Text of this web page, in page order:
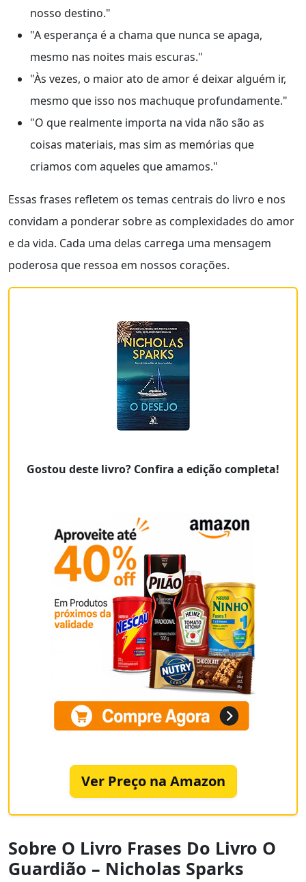
nosso destino."
"A esperança é a chama que nunca se apaga,
mesmo nas noites mais escuras."
"Às vezes, o maior ato de amor é deixar alguém ir,
mesmo que isso nos machuque profundamente."
"O que realmente importa na vida não são as
coisas materiais, mas sim as memórias que
criamos com aqueles que amamos."
Essas frases refletem os temas centrais do livro e nos
convidam a ponderar sobre as complexidades do amor
e da vida. Cada uma delas carrega uma mensagem
poderosa que ressoa em nossos corações.
Gostou deste livro? Confira a edição completa!
Ver Preço na Amazon
Sobre O Livro Frases Do Livro O
Guardião – Nicholas Sparks